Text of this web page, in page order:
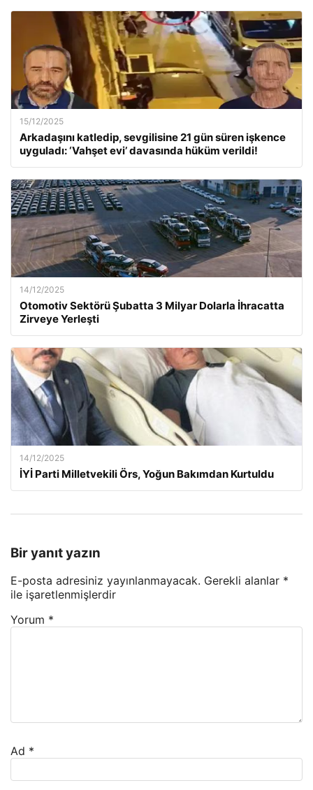
15/12/2025
Arkadaşını katledip, sevgilisine 21 gün süren işkence
uyguladı: ‘Vahşet evi’ davasında hüküm verildi!
14/12/2025
Otomotiv Sektörü Şubatta 3 Milyar Dolarla İhracatta
Zirveye Yerleşti
14/12/2025
İYİ Parti Milletvekili Örs, Yoğun Bakımdan Kurtuldu
Bir yanıt yazın
E-posta adresiniz yayınlanmayacak. Gerekli alanlar *
ile işaretlenmişlerdir
Yorum *
Ad *